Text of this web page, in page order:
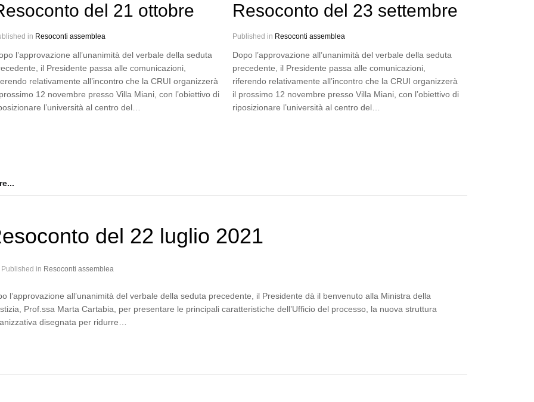
del 21 ottobre
in Resoconti assemblea
l’approvazione all’unanimità del verbale della seduta
il Presidente passa alle comunicazioni,
relativamente all’incontro che la CRUI organizzerà
12 novembre presso Villa Miani, con l’obiettivo di
l’università al centro del…
Resoconto del 23 settembre
Published in Resoconti assemblea
Dopo l’approvazione all’unanimità del verbale della seduta
precedente, il Presidente passa alle comunicazioni,
riferendo relativamente all’incontro che la CRUI organizzerà
il prossimo 12 novembre presso Villa Miani, con l’obiettivo di
riposizionare l’università al centro del…
del 22 luglio 2021
Published in Resoconti assemblea
l’approvazione all’unanimità del verbale della seduta precedente, il Presidente dà il benvenuto alla Ministra della
Prof.ssa Marta Cartabia, per presentare le principali caratteristiche dell’Ufficio del processo, la nuova struttura
disegnata per ridurre…